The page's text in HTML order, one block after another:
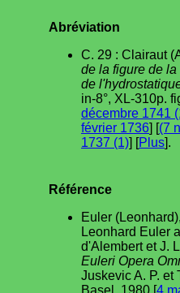
Abréviation
C. 29 : Clairaut
de la figure de
de
in-8°, XL-310p.
décembre 1741
février 1736] [(7
1737 (1)] [Plus].
Référence
Euler
Leonhard Euler
d'Alembert et J.
Euleri Opera
Juskevic A. P. et
Basel, 1980 [4